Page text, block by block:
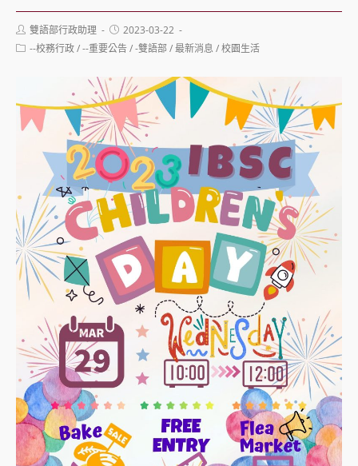
Post
author:
雙語部行政助理
Post
published:
2023-03-22
Post--校務行政/--重要公告/-雙語部/最新消息 /校園生活